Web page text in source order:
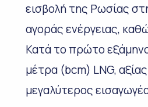
εισβολή της Ρωσίας
αγοράς ενέργειας,
Κατά το πρώτο
μέτρα (bcm) LNG,
μεγαλύτερος